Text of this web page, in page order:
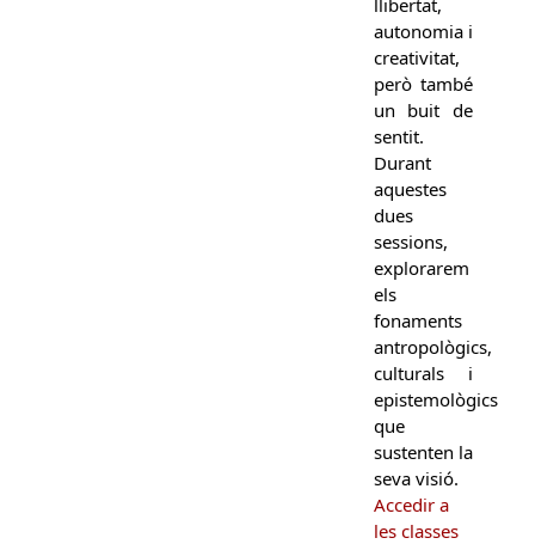
autonomia i
creativitat,
però també
un buit de
sentit.
Durant
aquestes
dues
sessions,
explorarem
els
fonaments
antropològics,
culturals i
epistemològics
que
sustenten la
seva visió.
Accedir a
les classes